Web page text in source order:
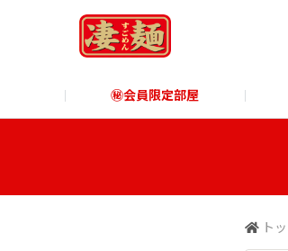
㊙会員限定部屋
商品に関する「よくあるご
ト